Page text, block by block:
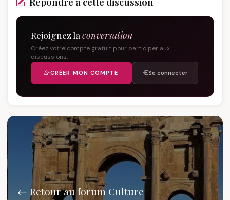
Rejoignez la conversation
Créez votre compte gratuit pour participer aux
discussions.
CRÉER MON COMPTE Se connecter
← Retour au forum Culture